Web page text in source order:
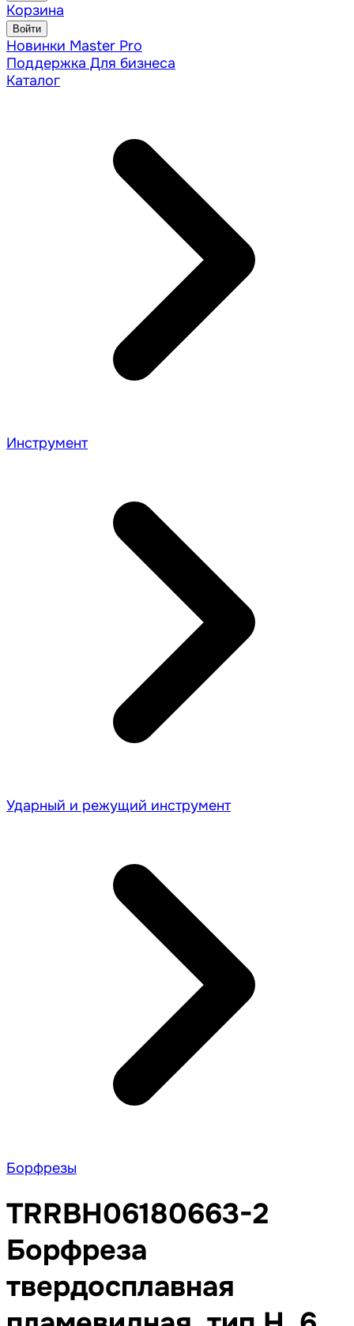
Корзина
Войти
Новинки Master Pro
Поддержка Для бизнеса
Каталог
Инструмент
Ударный и режущий инструмент
Борфрезы
TRRBH06180663-2
Борфреза
твердосплавная